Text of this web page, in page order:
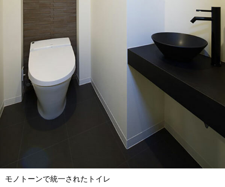
モノトーンで統一されたトイレ